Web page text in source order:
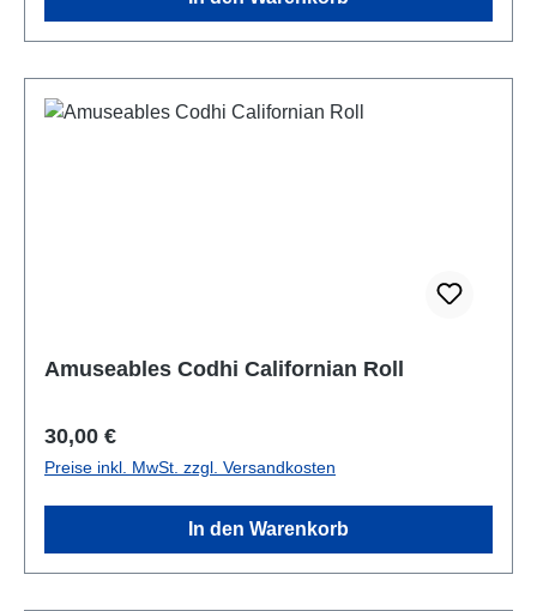
Amuseables Codhi Californian Roll
Regulärer Preis:
30,00 €
Preise inkl. MwSt. zzgl. Versandkosten
In den Warenkorb